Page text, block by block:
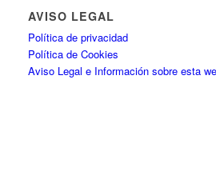
AVISO LEGAL
Política de privacidad
Política de Cookies
Aviso Legal e Información sobre esta